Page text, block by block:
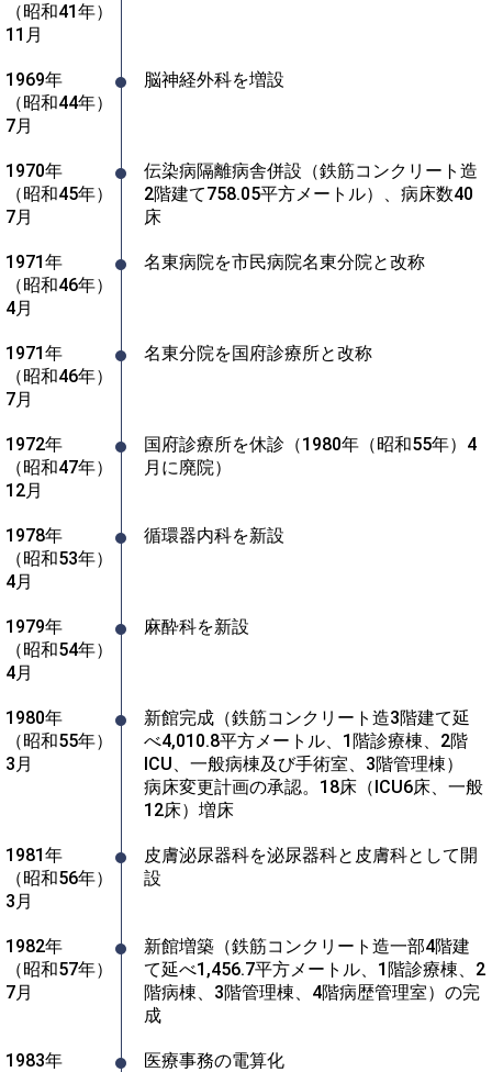
（昭和41年）
11月
1969年
（昭和44年）
7月
脳神経外科を増設
1970年
（昭和45年）
7月
伝染病隔離病舎併設（鉄筋コンクリート造
2階建て758.05平方メートル）、病床数40
床
1971年
（昭和46年）
4月
名東病院を市民病院名東分院と改称
1971年
（昭和46年）
7月
名東分院を国府診療所と改称
1972年
（昭和47年）
12月
国府診療所を休診（1980年（昭和55年）4
月に廃院）
1978年
（昭和53年）
4月
循環器内科を新設
1979年
（昭和54年）
4月
麻酔科を新設
1980年
（昭和55年）
3月
新館完成（鉄筋コンクリート造3階建て延
べ4,010.8平方メートル、1階診療棟、2階
ICU、一般病棟及び手術室、3階管理棟）
病床変更計画の承認。18床（ICU6床、一般
12床）増床
1981年
（昭和56年）
3月
皮膚泌尿器科を泌尿器科と皮膚科として開
設
1982年
（昭和57年）
7月
新館増築（鉄筋コンクリート造一部4階建
て延べ1,456.7平方メートル、1階診療棟、2
階病棟、3階管理棟、4階病歴管理室）の完
成
1983年
医療事務の電算化